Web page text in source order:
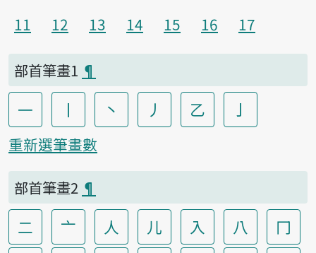
11
12 13 14 15 16 17
部首筆畫1 ¶
一 丨 丶 丿 乙 亅
重新選筆畫數
部首筆畫2 ¶
二 亠 人 儿 入 八
冂